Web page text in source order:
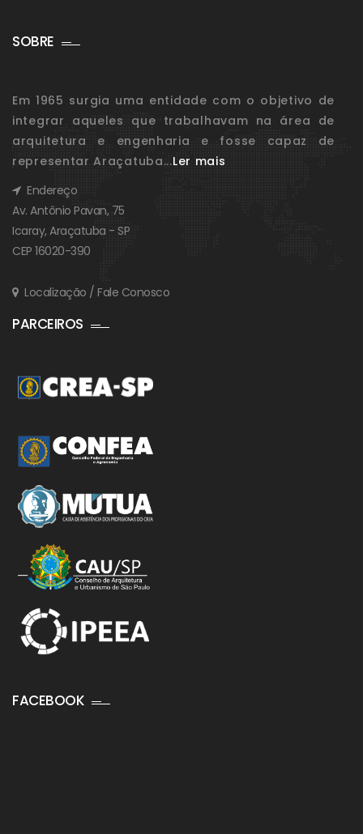
SOBRE
Em 1965 surgia uma entidade com o objetivo de
integrar aqueles que trabalhavam na área de
arquitetura e engenharia e fosse capaz de
representar Araçatuba...Ler mais
Endereço
Av. Antônio Pavan, 75
Icaray, Araçatuba - SP
CEP 16020-390
Localização / Fale Conosco
PARCEIROS
FACEBOOK